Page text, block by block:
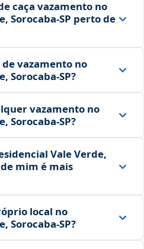
caça vazamento no
Sorocaba‑SP perto de
vazamento no
Sorocaba‑SP?
vazamento no
Sorocaba‑SP?
Vale Verde,
mim é mais
local no
Sorocaba‑SP?